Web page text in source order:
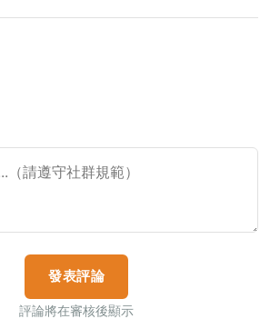
發表評論
評論將在審核後顯示